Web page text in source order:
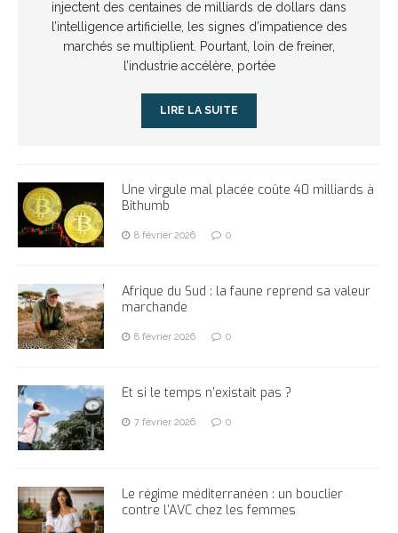
injectent des centaines de milliards de dollars dans
l’intelligence artificielle, les signes d’impatience des
marchés se multiplient. Pourtant, loin de freiner,
l’industrie accélère, portée
LIRE LA SUITE
Une virgule mal placée coûte 40 milliards à
Bithumb
8 février 2026 0
Afrique du Sud : la faune reprend sa valeur
marchande
8 février 2026 0
Et si le temps n’existait pas ?
7 février 2026 0
Le régime méditerranéen : un bouclier
contre l’AVC chez les femmes